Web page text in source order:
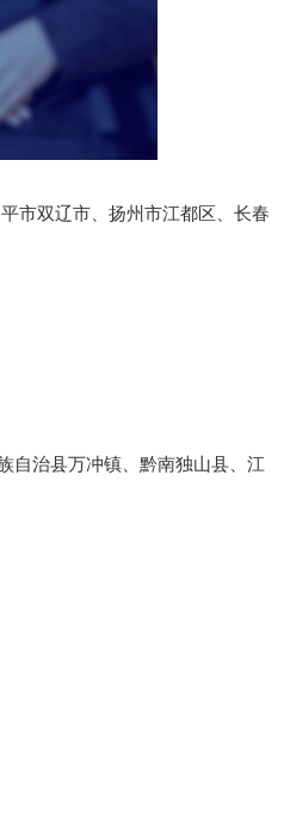
市双辽市、扬州市江都区、长春
自治县万冲镇、黔南独山县、江